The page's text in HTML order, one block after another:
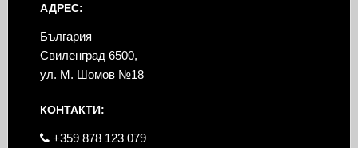
АДРЕС:
България
Свиленград 6500,
ул. М. Шомов №18
КОНТАКТИ:
+359 878 123 079